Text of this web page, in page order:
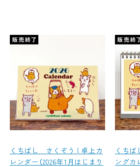
くちばし さくぞう | 卓上カ
レンダー（2026年1月はじまり
くち
ングカ